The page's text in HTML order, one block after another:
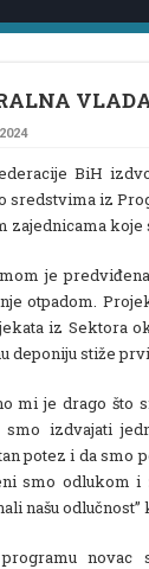
BiH
sredstvima iz
zajednicama koje
je
otpadom.
iz Sektora
deponiju stiže
mi je drago što
smo izdvajati
potez i da smo
smo odlukom
našu
novac